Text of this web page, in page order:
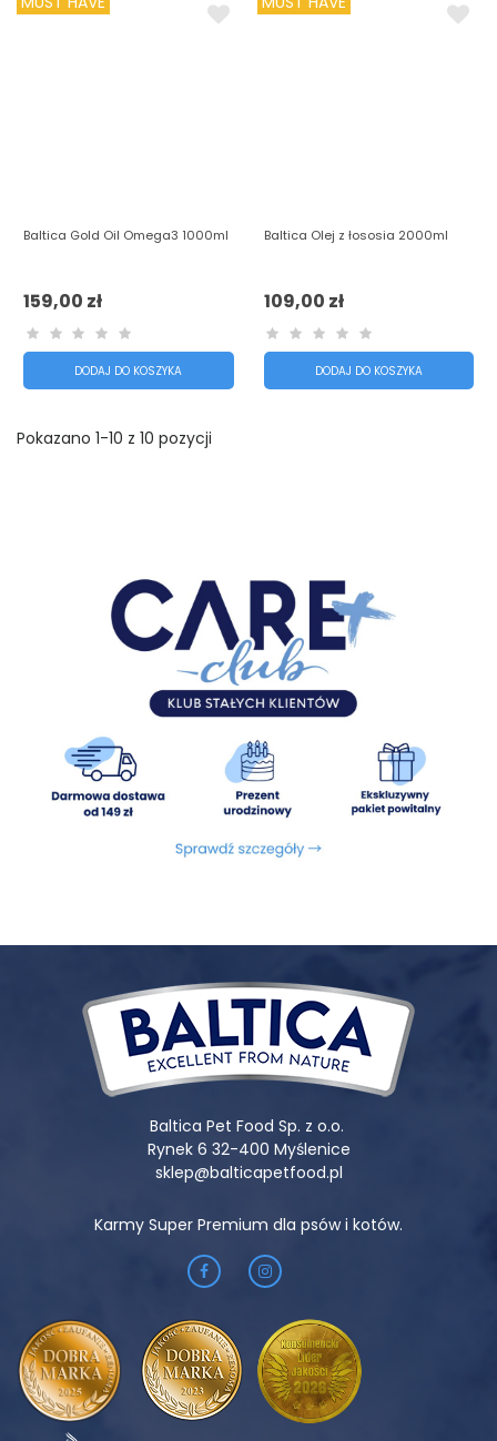
Baltica Gold Oil Omega3 1000ml
159,00 zł
DODAJ DO KOSZYKA
Baltica Olej z łososia 2000ml
109,00 zł
DODAJ DO KOSZYKA
Pokazano 1-10 z 10 pozycji
Baltica Pet Food Sp. z o.o.
Rynek 6 32-400 Myślenice
sklep@balticapetfood.pl
Karmy Super Premium dla psów i kotów.